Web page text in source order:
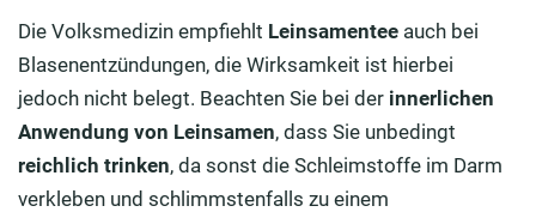
Die Volksmedizin empfiehlt Leinsamentee auch bei
Blasenentzündungen, die Wirksamkeit ist hierbei
jedoch nicht belegt. Beachten Sie bei der innerlichen
Anwendung von Leinsamen, dass Sie unbedingt
reichlich trinken, da sonst die Schleimstoffe im Darm
verkleben und schlimmstenfalls zu einem